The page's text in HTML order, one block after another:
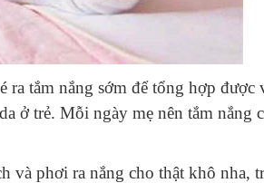
ra tắm nắng sớm để tổng hợp
ở trẻ. Mỗi ngày mẹ nên tắm nắng
và phơi ra nắng cho thật khô nha,